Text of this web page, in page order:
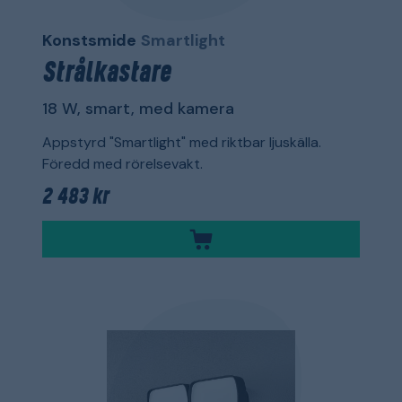
Konstsmide Smartlight
Strålkastare
18 W, smart, med kamera
Appstyrd "Smartlight" med riktbar ljuskälla.
Föredd med rörelsevakt.
2 483 kr